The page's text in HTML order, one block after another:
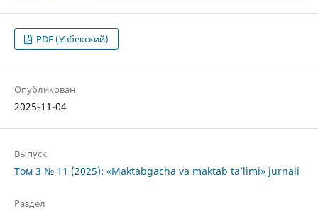
PDF (Узбекский)
Опубликован
2025-11-04
Выпуск
Том 3 № 11 (2025): «Maktabgacha va maktab ta’limi» jurnali
Раздел